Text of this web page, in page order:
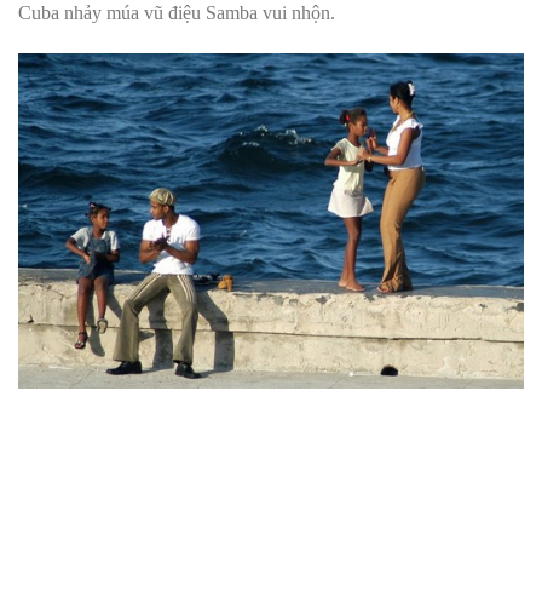
Cuba nhảy múa vũ điệu Samba vui nhộn.